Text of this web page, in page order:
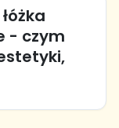
- czym